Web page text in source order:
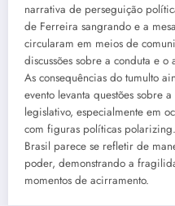
narrativa de perseguição
de Ferreira sangrando e a
circularam em meios de
discussões sobre a conduta e
As consequências do tumulto
evento levanta questões sobre
legislativo, especialmente em
com figuras políticas
Brasil parece se refletir de
poder, demonstrando a
momentos de acirramento.